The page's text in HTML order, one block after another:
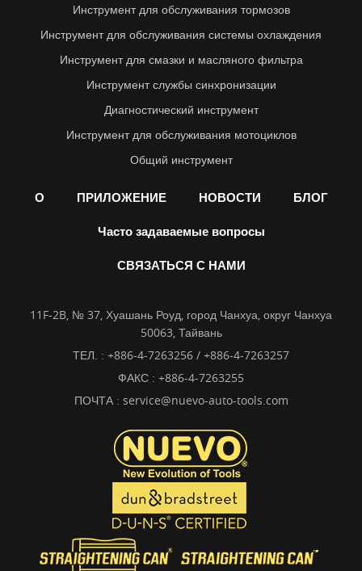
Инструмент для обслуживания тормозов
Инструмент для обслуживания системы охлаждения
Инструмент для смазки и масляного фильтра
Инструмент службы синхронизации
Диагностический инструмент
Инструмент для обслуживания мотоциклов
Общий инструмент
О ПРИЛОЖЕНИЕ НОВОСТИ БЛОГ
Часто задаваемые вопросы
СВЯЗАТЬСЯ С НАМИ
11F-2B, № 37, Хуашань Роуд, город Чанхуа, округ Чанхуа
50063, Тайвань
ТЕЛ. : +886-4-7263256 / +886-4-7263257
ФАКС : +886-4-7263255
ПОЧТА : service@nuevo-auto-tools.com